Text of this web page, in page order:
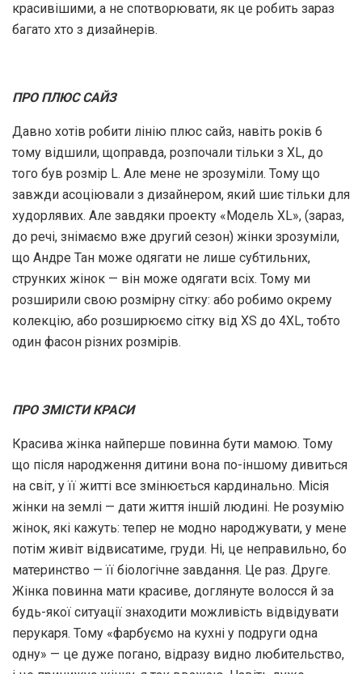
красивішими, а не спотворювати, як це робить зараз
багато хто з дизайнерів.
ПРО ПЛЮС САЙЗ
Давно хотів робити лінію плюс сайз, навіть років 6
тому відшили, щоправда, розпочали тільки з XL, до
того був розмір L. Але мене не зрозуміли. Тому що
завжди асоціювали з дизайнером, який шиє тільки для
худорлявих. Але завдяки проекту «Модель XL», (зараз,
до речі, знімаємо вже другий сезон) жінки зрозуміли,
що Андре Тан може одягати не лише субтильних,
струнких жінок — він може одягати всіх. Тому ми
розширили свою розмірну сітку: або робимо окрему
колекцію, або розширюємо сітку від XS до 4XL, тобто
один фасон різних розмірів.
ПРО ЗМІСТИ КРАСИ
Красива жінка найперше повинна бути мамою. Тому
що після народження дитини вона по-іншому дивиться
на світ, у її житті все змінюється кардинально. Місія
жінки на землі — дати життя іншій людині. Не розумію
жінок, які кажуть: тепер не модно народжувати, у мене
потім живіт відвисатиме, груди. Ні, це неправильно, бо
материнство — її біологічне завдання. Це раз. Друге.
Жінка повинна мати красиве, доглянуте волосся й за
будь-якої ситуації знаходити можливість відвідувати
перукаря. Тому «фарбуємо на кухні у подруги одна
одну» — це дуже погано, відразу видно любительство,